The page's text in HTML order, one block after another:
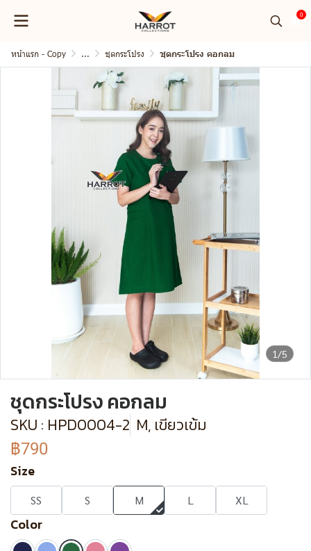
0
หน้าแรก - Copy ... ชุดกระโปรง ชุดกระโปรง คอกลม
1/5
ชุดกระโปรง คอกลม
SKU : HPD0004-2 M, เขียวเข้ม
฿790
Size
SS S M L XL
Color